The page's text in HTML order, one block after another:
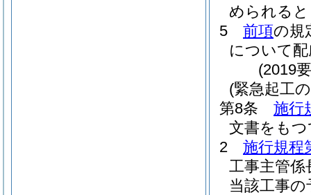
められる
5
前項の規
について
(2019
(緊急起工
第8条
施行
文書をも
2
施行規程
工事主管
当該工事